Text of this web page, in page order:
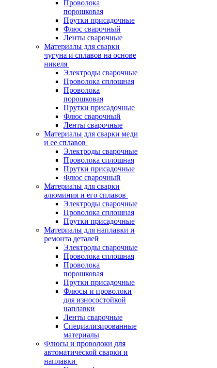
Проволока
порошковая
Прутки присадочные
Флюс сварочный
Ленты сварочные
Материалы для сварки
чугуна и сплавов на основе
никеля
Электроды сварочные
Проволока сплошная
Проволока
порошковая
Прутки присадочные
Флюс сварочный
Ленты сварочные
Материалы для сварки меди
и ее сплавов
Электроды сварочные
Проволока сплошная
Прутки присадочные
Флюс сварочный
Материалы для сварки
алюминия и его сплавов
Электроды сварочные
Проволока сплошная
Прутки присадочные
Материалы для наплавки и
ремонта деталей
Электроды сварочные
Проволока сплошная
Проволока
порошковая
Прутки присадочные
Флюсы и проволоки
для износостойкой
наплавки
Ленты сварочные
Специализированные
материалы
Флюсы и проволоки для
автоматической сварки и
наплавки